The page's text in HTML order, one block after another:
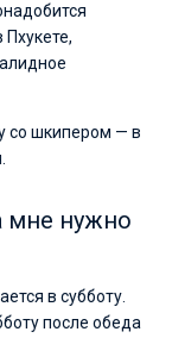
со шкипером — в
мне нужно
в субботу.
после обеда